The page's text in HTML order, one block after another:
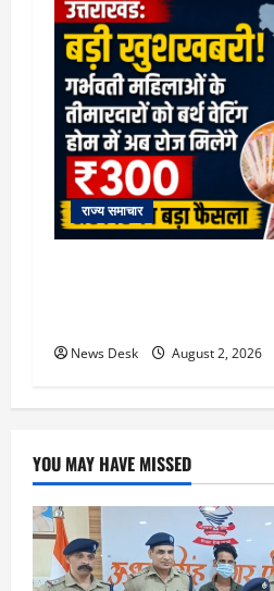
राज्य समाचार
News Desk August 2, 2026
YOU MAY HAVE MISSED